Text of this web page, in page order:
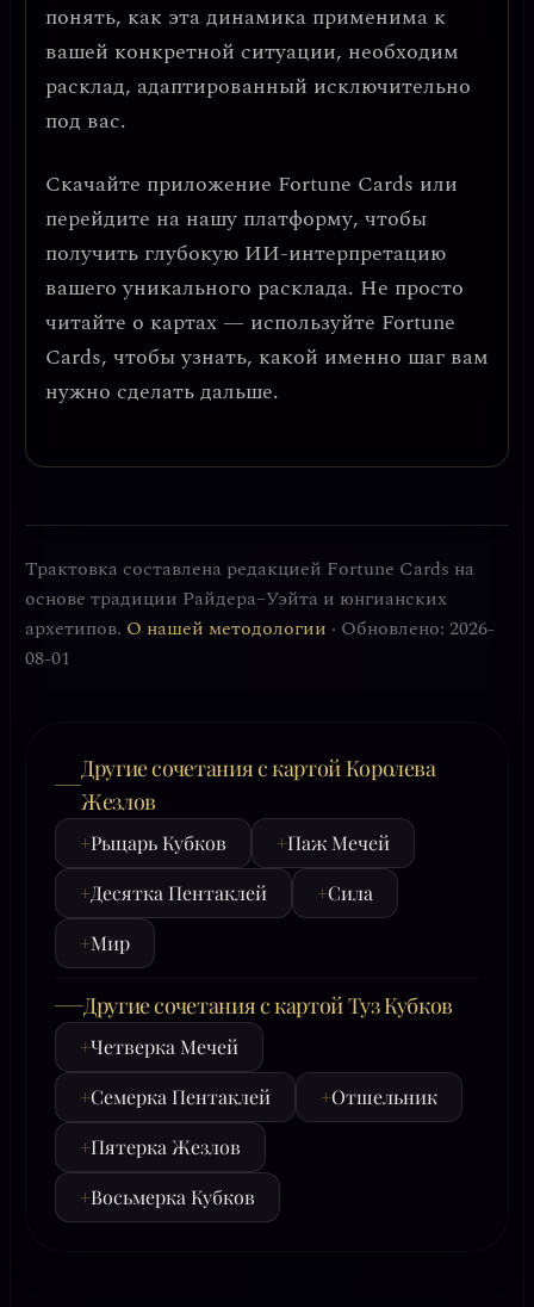
понять, как эта динамика применима к
вашей конкретной ситуации, необходим
расклад, адаптированный исключительно
под вас.
Скачайте приложение Fortune Cards или
перейдите на нашу платформу, чтобы
получить глубокую ИИ-интерпретацию
вашего уникального расклада. Не просто
читайте о картах — используйте Fortune
Cards, чтобы узнать, какой именно шаг вам
нужно сделать дальше.
Трактовка составлена редакцией Fortune Cards на
основе традиции Райдера–Уэйта и юнгианских
архетипов. О нашей методологии · Обновлено: 2026-
08-01
Другие сочетания с картой Королева
Жезлов
+Рыцарь Кубков +Паж Мечей
+Десятка Пентаклей +Сила
+Мир
Другие сочетания с картой Туз Кубков
+Четверка Мечей
+Семерка Пентаклей +Отшельник
+Пятерка Жезлов
+Восьмерка Кубков